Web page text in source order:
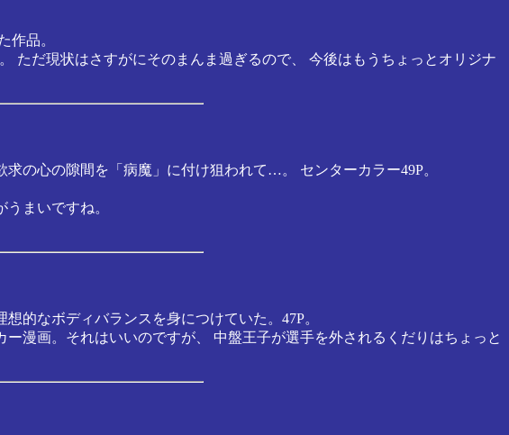
作品。
ただ現状はさすがにそのまんま過ぎるので、 今後はもうちょっとオリジナ
の心の隙間を「病魔」に付け狙われて…。 センターカラー49P。
まいですね。
的なボディバランスを身につけていた。47P。
漫画。それはいいのですが、 中盤王子が選手を外されるくだりはちょっと